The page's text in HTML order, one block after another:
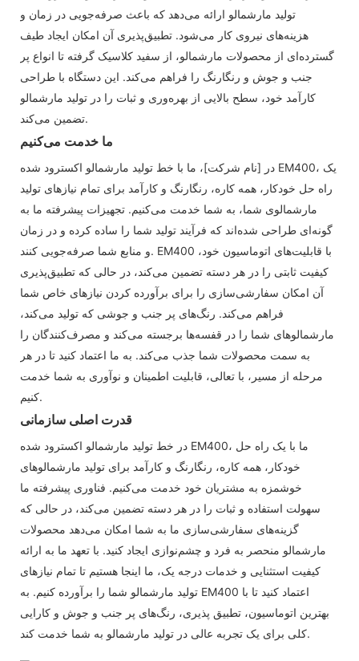
تولید مارشمالو ارائه می‌دهد که باعث صرفه‌جویی در زمان و
هزینه‌های نیروی کار می‌شود. تطبیق‌پذیری آن امکان ایجاد طیف
گسترده‌ای از محصولات مارشمالو، از سفید کلاسیک گرفته تا انواع پر
جنب و جوش و رنگارنگ را فراهم می‌کند. این دستگاه با طراحی
کارآمد خود، سطح بالایی از بهره‌وری و ثبات را در تولید مارشمالو
تضمین می‌کند.
ما خدمت می‌کنیم
در [نام شرکت]، ما با خط تولید مارشمالو اکسترود شده EM400، یک
راه حل خودکار، همه کاره، رنگارنگ و کارآمد برای تمام نیازهای تولید
مارشمالوی شما، به شما خدمت می‌کنیم. تجهیزات پیشرفته ما به
گونه‌ای طراحی شده‌اند که فرآیند تولید شما را ساده کرده و در زمان
و منابع شما صرفه‌جویی کنند. EM400 با قابلیت‌های اتوماسیون خود،
کیفیت ثابتی را در هر دسته تضمین می‌کند، در حالی که تطبیق‌پذیری
آن امکان سفارشی‌سازی را برای برآورده کردن نیازهای خاص شما
فراهم می‌کند. رنگ‌های پر جنب و جوشی که تولید می‌کند،
مارشمالوهای شما را در قفسه‌ها برجسته می‌کند و مصرف‌کنندگان را
به سمت محصولات شما جذب می‌کند. به ما اعتماد کنید تا در هر
مرحله از مسیر، با تعالی، قابلیت اطمینان و نوآوری به شما خدمت
کنیم.
قدرت اصلی سازمانی
در خط تولید مارشمالو اکسترود شده EM400، ما با یک راه حل
خودکار، همه کاره، رنگارنگ و کارآمد برای تولید مارشمالوهای
خوشمزه به مشتریان خود خدمت می‌کنیم. فناوری پیشرفته ما
سهولت استفاده و ثبات را در هر دسته تضمین می‌کند، در حالی که
گزینه‌های سفارشی‌سازی ما به شما امکان می‌دهد محصولات
مارشمالو منحصر به فرد و چشم‌نوازی ایجاد کنید. با تعهد ما به ارائه
کیفیت استثنایی و خدمات درجه یک، ما اینجا هستیم تا تمام نیازهای
تولید مارشمالو شما را برآورده کنیم. به EM400 اعتماد کنید تا با
بهترین اتوماسیون، تطبیق پذیری، رنگ‌های پر جنب و جوش و کارایی
کلی برای یک تجربه عالی در تولید مارشمالو به شما خدمت کند.